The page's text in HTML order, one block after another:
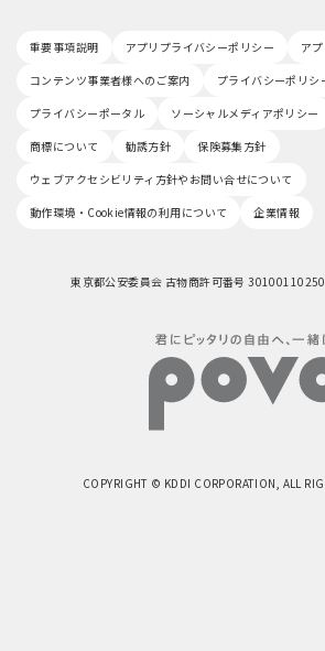
重要事項説明 アプリプライバシーポリシー ア
コンテンツ事業者様へのご案内
プライバシーポリシ
プライバシーポータル
ソーシャルメディアポリシー
商標について
勧誘方針
保険募集方針
ウェブアクセシビリティ方針やお問い合せについて
動作環境・Cookie情報の利用について
企業情報
東京都公安委員会 古物商許可番号
COPYRIGHT © KDDI CORPORATION, ALL